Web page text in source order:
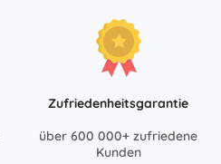
Zufriedenheitsgarantie
über 600 000+ zufriedene
Kunden